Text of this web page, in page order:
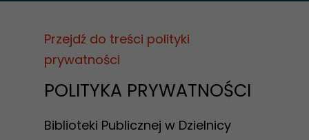
Przejdź do treści polityki
prywatności
POLITYKA PRYWATNOŚCI
Biblioteki Publicznej w Dzielnicy